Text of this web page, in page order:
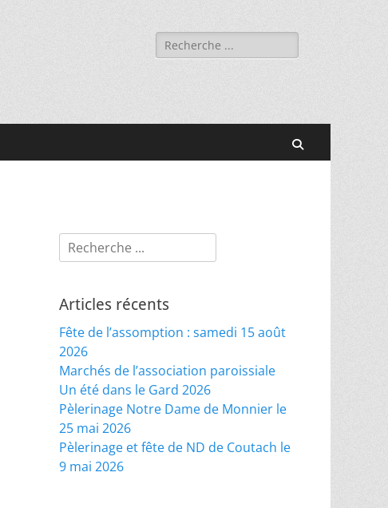
Rechercher :
Rechercher :
Articles récents
Fête de l’assomption : samedi 15 août
2026
Marchés de l’association paroissiale
Un été dans le Gard 2026
Pèlerinage Notre Dame de Monnier le
25 mai 2026
Pèlerinage et fête de ND de Coutach le
9 mai 2026